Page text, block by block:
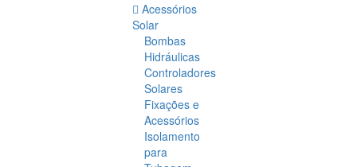
Acessórios
Solar
Bombas
Hidráulicas
Controladores
Solares
Fixações e
Acessórios
Isolamento
para